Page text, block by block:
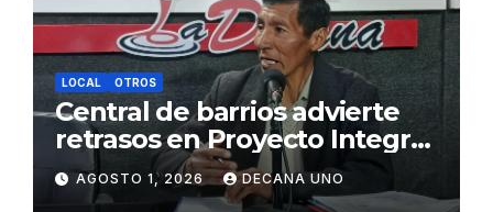
LOCAL OTROS
Central de barrios advierte
retrasos en Proyecto Integral
de Agua y Alcantarillado para
Juliaca
AGOSTO 1, 2026 DECANA UNO